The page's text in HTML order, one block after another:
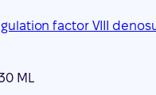
factor VIII
ML